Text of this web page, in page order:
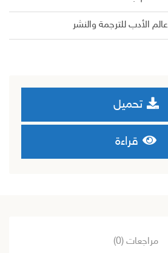
عالم الأدب للترجمة والنشر
تحميل
قراءة
مراجعات (0)